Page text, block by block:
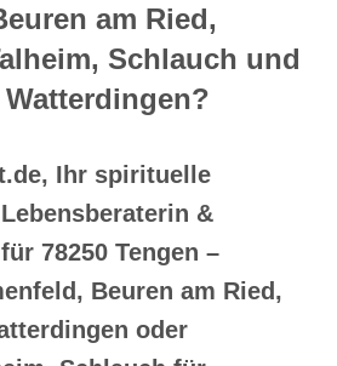
am Ried,
Schlauch und
Ihr spirituelle
&
78250 Tengen –
Beuren am Ried,
oder